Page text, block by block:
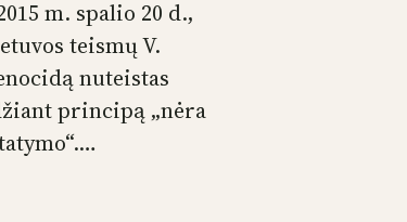
m. spalio 20 d.,
teismų V.
nuteistas
principą „nėra